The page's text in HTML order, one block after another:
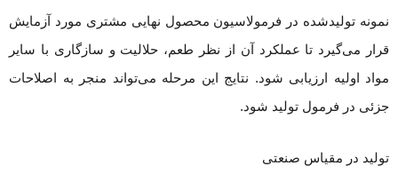
نمونه تولیدشده در فرمولاسیون محصول نهایی مشتری مورد آزمایش
قرار می‌گیرد تا عملکرد آن از نظر طعم، حلالیت و سازگاری با سایر
مواد اولیه ارزیابی شود. نتایج این مرحله می‌تواند منجر به اصلاحات
جزئی در فرمول تولید شود.
تولید در مقیاس صنعتی